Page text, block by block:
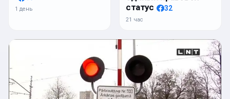
1 день
статус
32
21 час